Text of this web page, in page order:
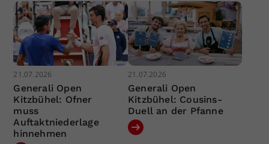
21.07.2026
Generali Open
Kitzbühel: Ofner
muss
Auftaktniederlage
hinnehmen
21.07.2026
Generali Open
Kitzbühel: Cousins-
Duell an der Pfanne